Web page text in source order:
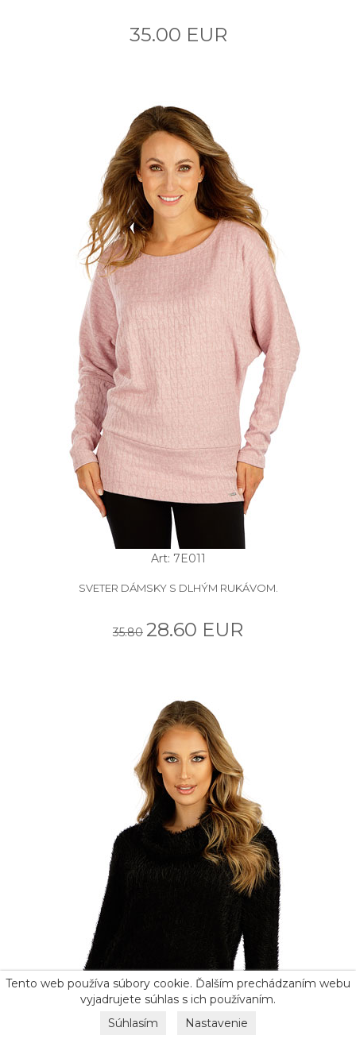
35.00 EUR
Art: 7E011
SVETER DÁMSKY S DLHÝM RUKÁVOM.
35.80 28.60 EUR
Tento web používa súbory cookie. Ďalším prechádzaním webu
vyjadrujete súhlas s ich používaním.
Súhlasím
Nastavenie